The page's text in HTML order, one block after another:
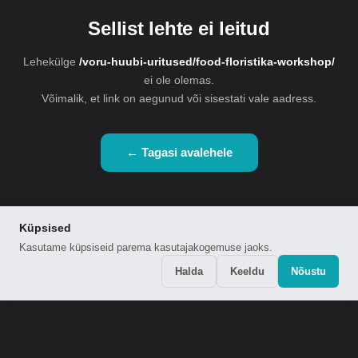
Sellist lehte ei leitud
Lehekülge /voru-huubi-uritused/food-floristika-workshop/
ei ole olemas.
Võimalik, et link on aegunud või sisestati vale aadress.
← Tagasi avalehele
Küpsised
Kasutame küpsiseid parema kasutajakogemuse jaoks.
Halda
Keeldu Nõustu